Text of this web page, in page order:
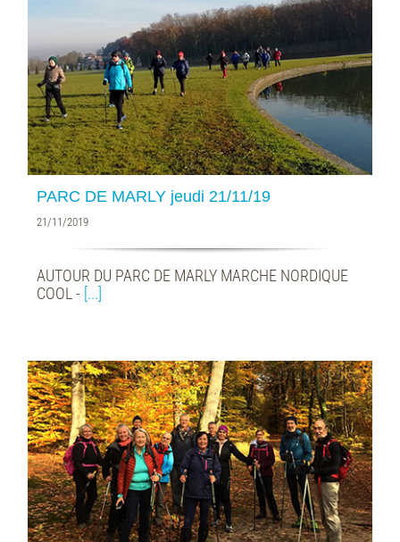
PARC DE MARLY jeudi 21/11/19
21/11/2019
AUTOUR DU PARC DE MARLY MARCHE NORDIQUE
COOL - [...]